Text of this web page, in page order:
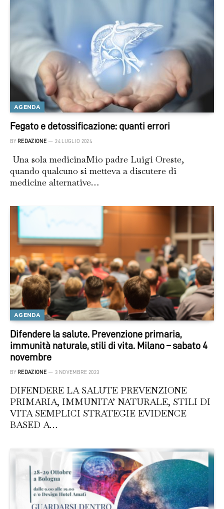
AGENDA
Fegato e detossificazione: quanti errori
BY REDAZIONE 24 LUGLIO 2024
Una sola medicinaMio padre Luigi Oreste,
quando qualcuno si metteva a discutere di
medicine alternative…
AGENDA
Difendere la salute. Prevenzione primaria,
immunità naturale, stili di vita. Milano – sabato 4
novembre
BY REDAZIONE 3 NOVEMBRE 2023
DIFENDERE LA SALUTE PREVENZIONE
PRIMARIA, IMMUNITA’ NATURALE, STILI DI
VITA SEMPLICI STRATEGIE EVIDENCE
BASED A…